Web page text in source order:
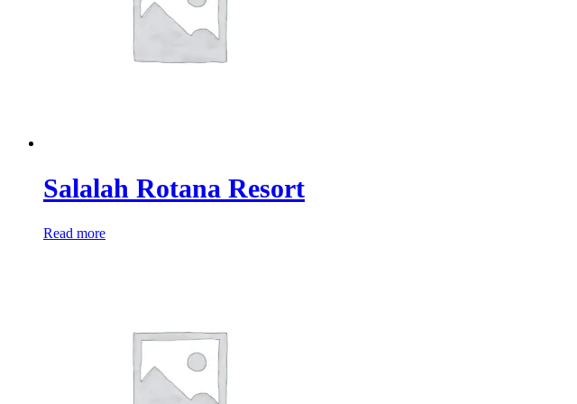
Salalah Rotana Resort
Read more